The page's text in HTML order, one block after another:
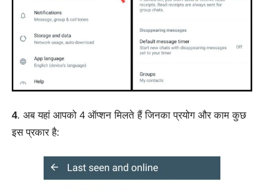
4. अब यहां आपको 4 ऑप्शन मिलते हैं जिनका प्रयोग और काम कुछ
इस प्रकार है: